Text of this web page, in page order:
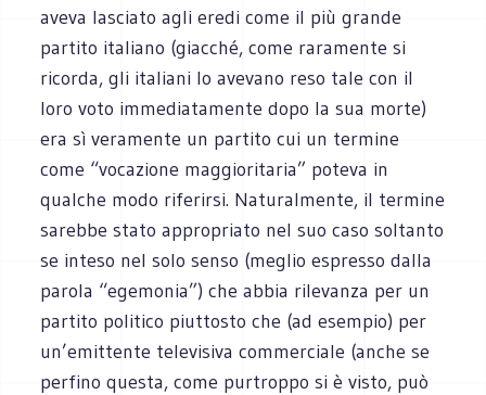
aveva lasciato agli eredi come il più grande
partito italiano (giacché, come raramente si
ricorda, gli italiani lo avevano reso tale con il
loro voto immediatamente dopo la sua morte)
era sì veramente un partito cui un termine
come “vocazione maggioritaria” poteva in
qualche modo riferirsi. Naturalmente, il termine
sarebbe stato appropriato nel suo caso soltanto
se inteso nel solo senso (meglio espresso dalla
parola “egemonia”) che abbia rilevanza per un
partito politico piuttosto che (ad esempio) per
un’emittente televisiva commerciale (anche se
perfino questa, come purtroppo si è visto, può